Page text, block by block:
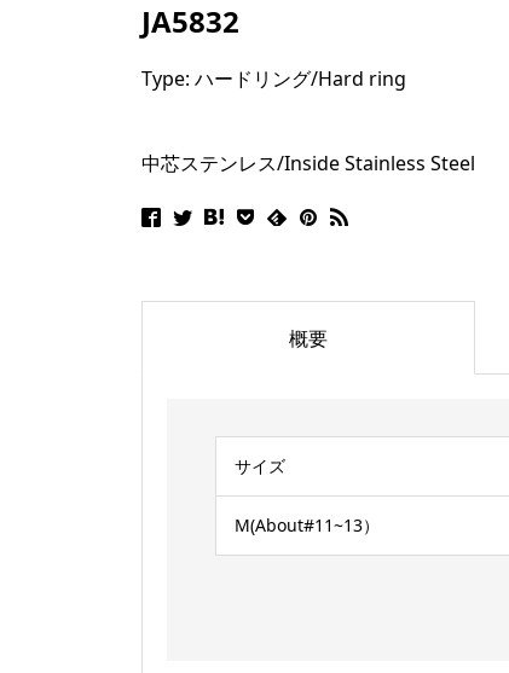
JA5832
Type: ハードリング/Hard ring
中芯ステンレス/Inside Stainless Steel
概要
サイズ
M(About#11~13）